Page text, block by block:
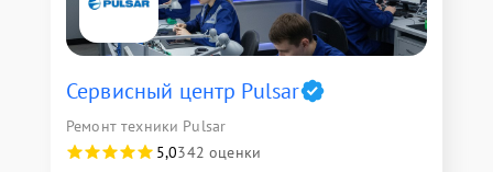
Сервисный центр Pulsar
Ремонт техники Pulsar
5,0342 оценки